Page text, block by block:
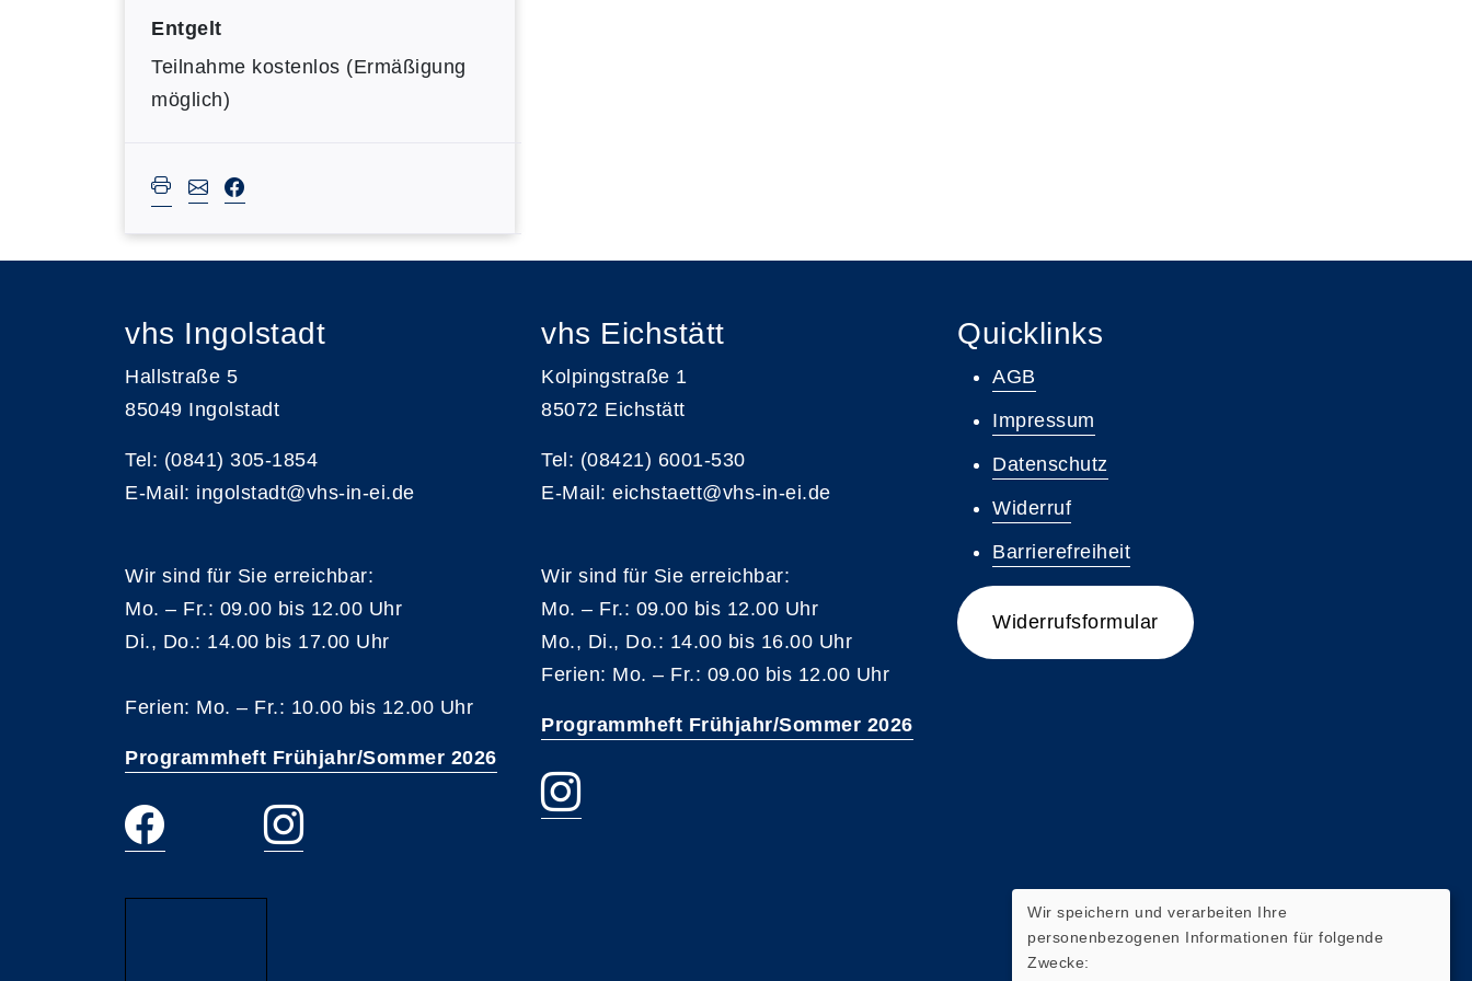
Entgelt
Teilnahme kostenlos (Ermäßigung
möglich)
vhs Ingolstadt
Hallstraße 5
85049 Ingolstadt
Tel: (0841) 305-1854
E-Mail: ingolstadt@vhs-in-ei.de
Wir sind für Sie erreichbar:
Mo. – Fr.: 09.00 bis 12.00 Uhr
Di., Do.: 14.00 bis 17.00 Uhr
Ferien: Mo. – Fr.: 10.00 bis 12.00 Uhr
Programmheft Frühjahr/Sommer 2026
vhs Eichstätt
Kolpingstraße 1
85072 Eichstätt
Tel: (08421) 6001-530
E-Mail: eichstaett@vhs-in-ei.de
Wir sind für Sie erreichbar:
Mo. – Fr.: 09.00 bis 12.00 Uhr
Mo., Di., Do.: 14.00 bis 16.00 Uhr
Ferien: Mo. – Fr.: 09.00 bis 12.00 Uhr
Programmheft Frühjahr/Sommer 2026
Quicklinks
AGB
Impressum
Datenschutz
Widerruf
Barrierefreiheit
Widerrufsformular
Wir speichern und verarbeiten Ihre
personenbezogenen Informationen für folgende
Zwecke: